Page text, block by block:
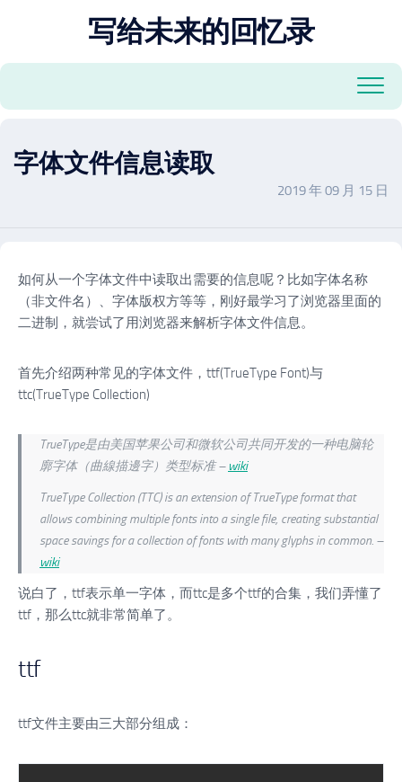
容
写给未来的回忆录
字体文件信息读取
2019 年 09 月 15 日
如何从一个字体文件中读取出需要的信息呢？比如字体名称
（非文件名）、字体版权方等等，刚好最学习了浏览器里面的
二进制，就尝试了用浏览器来解析字体文件信息。
首先介绍两种常见的字体文件，ttf(TrueType Font)与
ttc(TrueType Collection)
TrueType是由美国苹果公司和微软公司共同开发的一种电脑轮
廓字体（曲線描邊字）类型标准 – wiki
TrueType Collection (TTC) is an extension of TrueType format that
allows combining multiple fonts into a single file, creating substantial
space savings for a collection of fonts with many glyphs in common. –
wiki
说白了，ttf表示单一字体，而ttc是多个ttf的合集，我们弄懂了
ttf，那么ttc就非常简单了。
ttf
ttf文件主要由三大部分组成：